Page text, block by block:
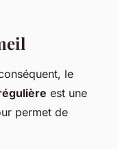
le
est une
permet de